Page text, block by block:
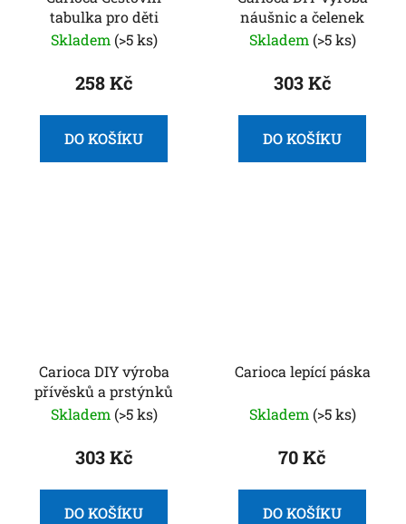
tabulka pro děti
Skladem (>5 ks)
258 Kč
DO KOŠÍKU
náušnic a čelenek
Skladem (>5 ks)
303 Kč
DO KOŠÍKU
Carioca DIY výroba
přívěsků a prstýnků
Skladem (>5 ks)
303 Kč
DO KOŠÍKU
Carioca lepící páska
Skladem (>5 ks)
70 Kč
DO KOŠÍKU